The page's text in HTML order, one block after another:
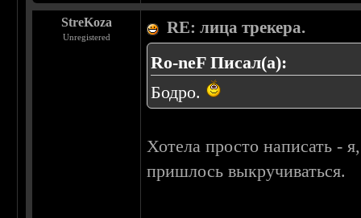
StreKoza
Unregistered
RE: лица трекера.
Ro-neF Писал(а):
Бодро.
Хотела просто написать -
пришлось выкручиваться.